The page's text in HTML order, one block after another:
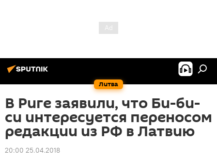
Литва
В Риге заявили, что Би-би-
си интересуется переносом
редакции из РФ в Латвию
20:00 25.04.2018